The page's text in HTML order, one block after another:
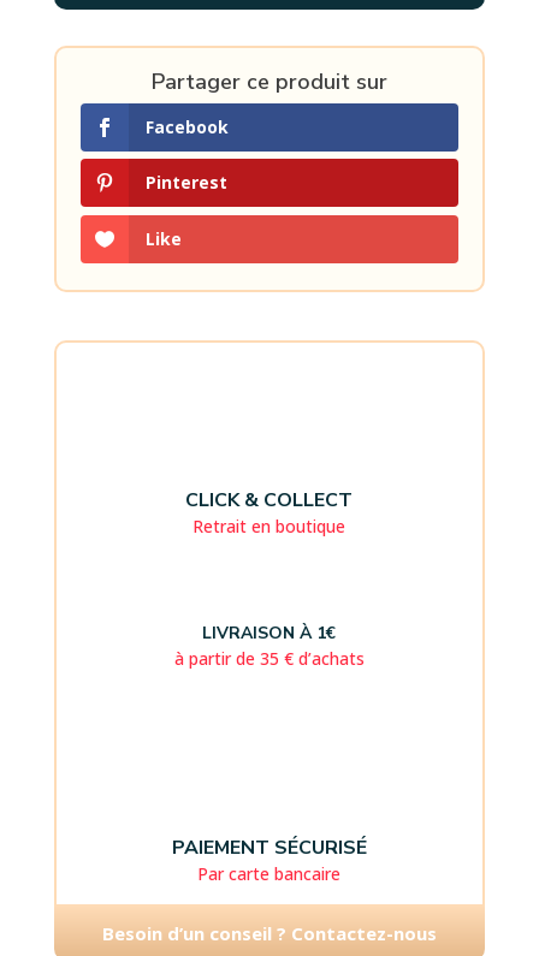
Partager ce produit sur
Facebook
Pinterest
Like
CLICK & COLLECT
Retrait en boutique
LIVRAISON À 1€
à partir de 35 € d’achats
PAIEMENT SÉCURISÉ
Par carte bancaire
Besoin d’un conseil ? Contactez-nous